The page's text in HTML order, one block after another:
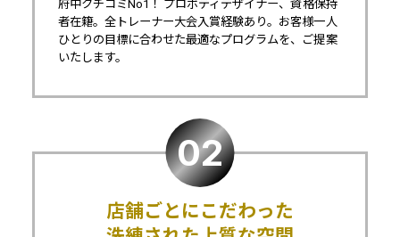
府中クチコミNo1！ プロボディデザイナー、資格保持
者在籍。全トレーナー大会入賞経験あり。お客様一人
ひとりの目標に合わせた最適なプログラムを、ご提案
いたします。
店舗ごとにこだわった